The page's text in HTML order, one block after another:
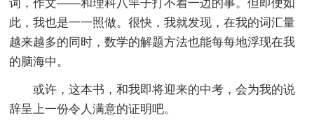
词，作文——和理科八竿子打不着一边的事。但即便如
此，我也是一一照做。很快，我就发现，在我的词汇量
越来越多的同时，数学的解题方法也能每每地浮现在我
的脑海中。
或许，这本书，和我即将迎来的中考，会为我的说
辞呈上一份令人满意的证明吧。